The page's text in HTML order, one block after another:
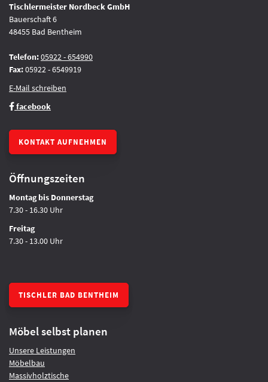
Tischlermeister Nordbeck GmbH
Bauerschaft 6
48455 Bad Bentheim
Telefon:05922 - 654990
Fax:05922 - 6549919
E-Mail schreiben
facebook
KONTAKT AUFNEHMEN
Öffnungszeiten
Montag bis Donnerstag
7.30 - 16.30 Uhr
Freitag
7.30 - 13.00 Uhr
TISCHLER BAD BENTHEIM
Möbel selbst planen
Unsere Leistungen
Möbelbau
Massivholztische